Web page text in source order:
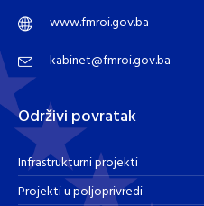
www.fmroi.gov.ba
kabinet@fmroi.gov.ba
Održivi povratak
Infrastrukturni projekti
Projekti u poljoprivredi